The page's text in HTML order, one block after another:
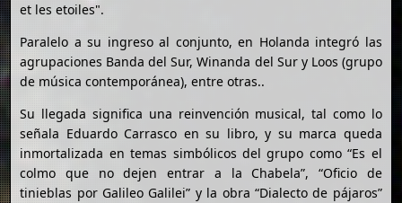
et les etoiles".
Paralelo a su ingreso al conjunto, en Holanda integró las
agrupaciones Banda del Sur, Winanda del Sur y Loos (grupo
de música contemporánea), entre otras..
Su llegada significa una reinvención musical, tal como lo
señala Eduardo Carrasco en su libro, y su marca queda
inmortalizada en temas simbólicos del grupo como “Es el
colmo que no dejen entrar a la Chabela”, “Oficio de
tinieblas por Galileo Galilei” y la obra “Dialecto de pájaros”